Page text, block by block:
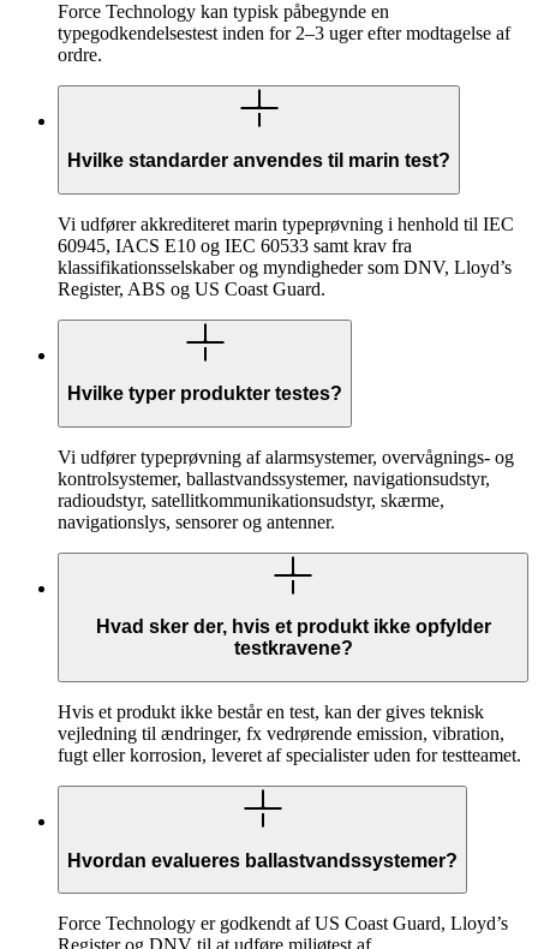
Force Technology kan typisk påbegynde en
typegodkendelsestest inden for 2–3 uger efter modtagelse af
ordre.
Hvilke standarder anvendes til marin test?
Vi udfører akkrediteret marin typeprøvning i henhold til IEC
60945, IACS E10 og IEC 60533 samt krav fra
klassifikationsselskaber og myndigheder som DNV, Lloyd’s
Register, ABS og US Coast Guard.
Hvilke typer produkter testes?
Vi udfører typeprøvning af alarmsystemer, overvågnings- og
kontrolsystemer, ballastvandssystemer, navigationsudstyr,
radioudstyr, satellitkommunikationsudstyr, skærme,
navigationslys, sensorer og antenner.
Hvad sker der, hvis et produkt ikke opfylder
testkravene?
Hvis et produkt ikke består en test, kan der gives teknisk
vejledning til ændringer, fx vedrørende emission, vibration,
fugt eller korrosion, leveret af specialister uden for testteamet.
Hvordan evalueres ballastvandssystemer?
Force Technology er godkendt af US Coast Guard, Lloyd’s